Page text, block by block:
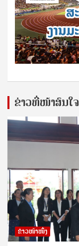
ຂ່າວທີ່ໜ້າສົນໃຈ
ຂ່າວໜ້າໜຶ່ງ